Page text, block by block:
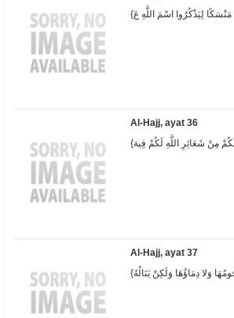
Al-Hajj, ayat 36
Al-Hajj, ayat 37